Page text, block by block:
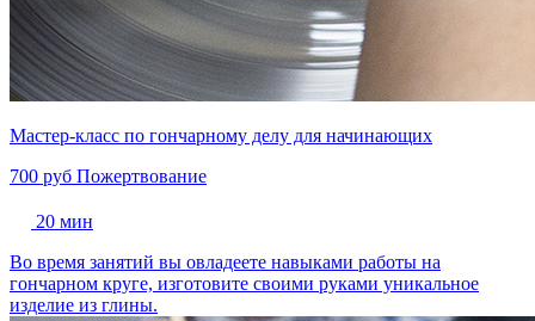
Мастер-класс по гончарному делу для начинающих
700 руб Пожертвование
20 мин
Во время занятий вы овладеете навыками работы на
гончарном круге, изготовите своими руками уникальное
изделие из глины.